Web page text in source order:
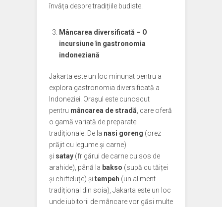
învăța despre tradițiile budiste.
Mâncarea diversificată – O
incursiune în gastronomia
indoneziană
Jakarta este un loc minunat pentru a
explora gastronomia diversificată a
Indoneziei. Orașul este cunoscut
pentru mâncarea de stradă , care oferă
o gamă variată de preparate
tradiționale. De la nasi goreng (orez
prăjit cu legume și carne)
și satay (frigărui de carne cu sos de
arahide), până la bakso (supă cu tăiței
și chifteluțe) și tempeh (un aliment
tradițional din soia), Jakarta este un loc
unde iubitorii de mâncare vor găsi multe